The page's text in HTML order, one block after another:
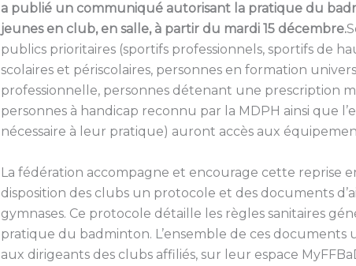
a publié un communiqué autorisant la pratique du
jeunes en club, en salle, à partir du mardi 15 décembre.
publics prioritaires (sportifs professionnels, sportifs de
scolaires et périscolaires, personnes en formation
professionnelle, personnes détenant une prescription
personnes à handicap reconnu par la MDPH ainsi que
nécessaire à leur pratique) auront accès aux
La fédération accompagne et encourage cette reprise
disposition des clubs un protocole et des documents
gymnases. Ce protocole détaille les règles sanitaires
pratique du badminton. L’ensemble de ces documents
aux dirigeants des clubs affiliés, sur leur espace